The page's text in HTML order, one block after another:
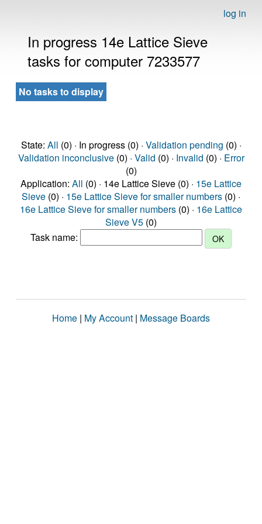
log in
In progress 14e Lattice Sieve
tasks for computer 7233577
No tasks to display
State: All (0) · In progress (0) · Validation pending (0) ·
Validation inconclusive(0) · Valid (0) · Invalid (0) · Error
(0)
Application: All (0) · 14e Lattice Sieve (0) · 15e Lattice
Sieve (0) · 15e Lattice Sieve for smaller numbers (0) ·
16e Lattice Sieve for smaller numbers (0) · 16e Lattice
Sieve V5 (0)
Task name:
Home | My Account | Message Boards